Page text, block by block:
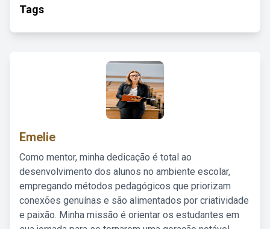
Tags
Emelie
Como mentor, minha dedicação é total ao
desenvolvimento dos alunos no ambiente escolar,
empregando métodos pedagógicos que priorizam
conexões genuínas e são alimentados por criatividade
e paixão. Minha missão é orientar os estudantes em